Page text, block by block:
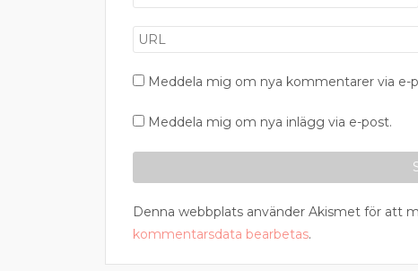
Meddela mig om nya kommentarer via e-
Meddela mig om nya inlägg via e-post.
Denna webbplats använder Akismet för att
kommentarsdata bearbetas.